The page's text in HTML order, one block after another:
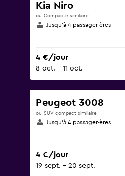
Kia Niro
ou Compacte similaire
Jusqu’à 4 passager·ères
4 €/jour
8 oct. - 11 oct.
Peugeot 3008
ou SUV compact similaire
Jusqu’à 4 passager·ères
4 €/jour
19 sept. - 20 sept.